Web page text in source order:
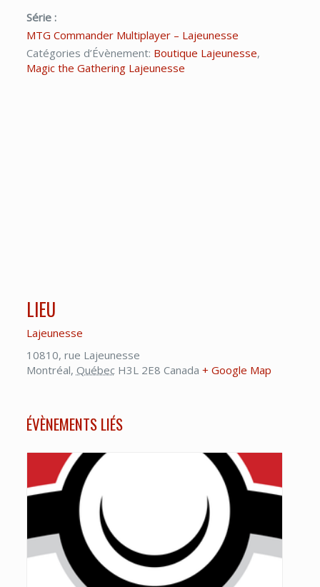
Série :
MTG Commander Multiplayer – Lajeunesse
Catégories d’Évènement: Boutique Lajeunesse,
Magic the Gathering Lajeunesse
LIEU
Lajeunesse
10810, rue Lajeunesse
Montréal, Québec H3L 2E8 Canada + Google Map
ÉVÈNEMENTS LIÉS